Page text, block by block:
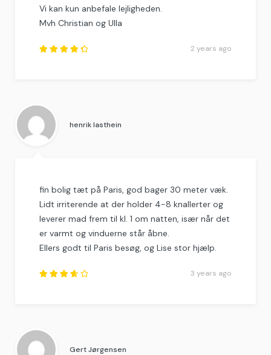
Vi kan kun anbefale lejligheden.
Mvh Christian og Ulla
2 years ago
henrik lasthein
fin bolig tæt på Paris, god bager 30 meter væk.
Lidt irriterende at der holder 4-8 knallerter og
leverer mad frem til kl. 1 om natten, især når det
er varmt og vinduerne står åbne.
Ellers godt til Paris besøg, og Lise stor hjælp.
out of
5
3 years ago
Gert Jørgensen